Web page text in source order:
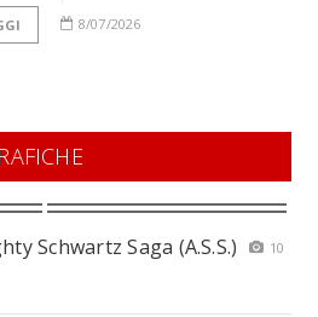
8/07/2026
Schwartz Saga (A.S.S.)
10